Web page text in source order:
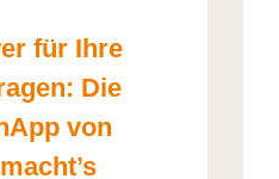
für Ihre
Die
von